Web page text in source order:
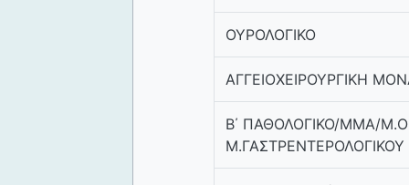
ΟΥΡΟΛΟΓΙΚΟ
ΑΓΓΕΙΟΧΕΙΡΟΥΡΓΙΚΗ
Β΄ ΠΑΘΟΛΟΓΙΚΟ/ΜΜΑ/
Μ.ΓΑΣΤΡΕΝΤΕΡΟΛΟΓΙΚΟΥ